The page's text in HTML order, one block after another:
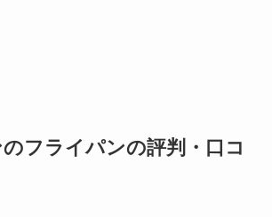
フライパンの評判・口コ